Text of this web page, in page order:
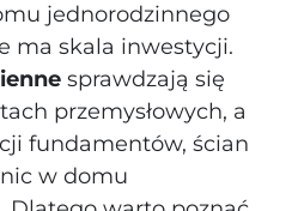
jednorodzinnego
ma skala inwestycji.
sprawdzają się
przemysłowych, a
fundamentów, ścian
w domu